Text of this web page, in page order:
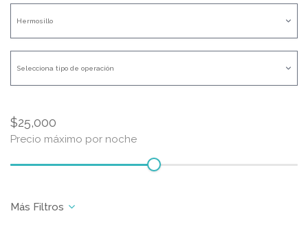
$25,000
Precio máximo por noche